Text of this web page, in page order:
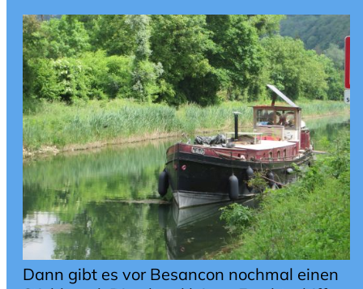
Dann gibt es vor Besancon nochmal einen